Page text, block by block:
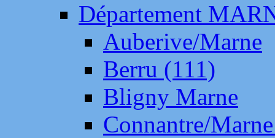
Département
Auberive/Marne
Berru (111)
Bligny Marne
Connantre/